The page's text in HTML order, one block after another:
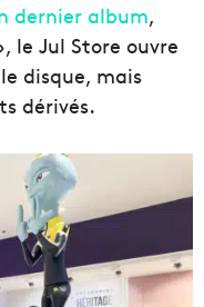
dernier album,
le Jul Store ouvre
disque, mais
dérivés.